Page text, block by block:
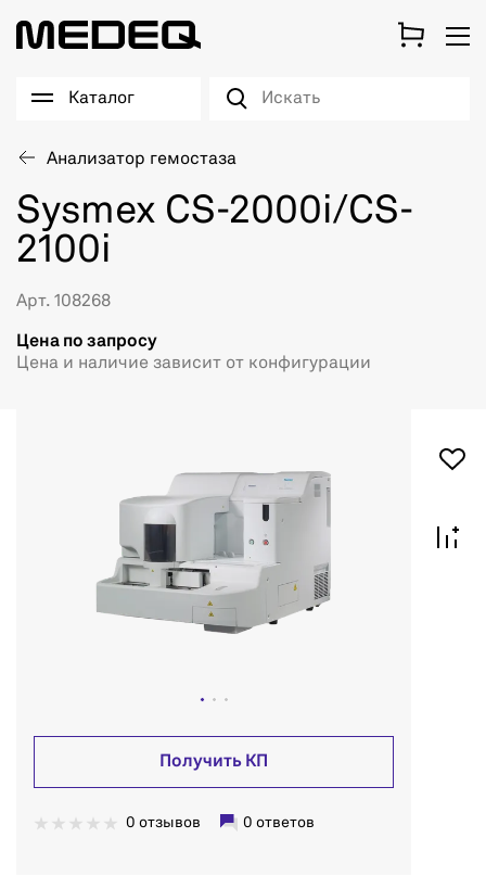
Каталог
Анализатор гемостаза
Sysmex CS-2000i/CS-
2100i
Арт. 108268
Цена по запросу
Цена и наличие зависит от конфигурации
Получить КП
0 отзывов 0 ответов